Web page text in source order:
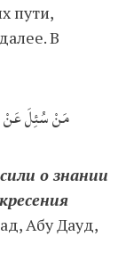
пути,
В
مَنْ سُئِلَ عَنْ
о знании
Абу Дауд,